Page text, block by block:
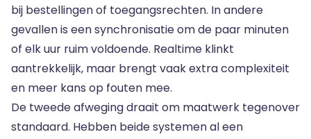
bij bestellingen of toegangsrechten. In andere
gevallen is een synchronisatie om de paar minuten
of elk uur ruim voldoende. Realtime klinkt
aantrekkelijk, maar brengt vaak extra complexiteit
en meer kans op fouten mee.
De tweede afweging draait om maatwerk tegenover
standaard. Hebben beide systemen al een